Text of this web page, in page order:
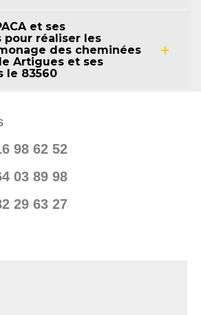
et ses
pour réaliser les
des cheminées
Artigues et ses
le 83560
98 62 52
03 89 98
29 63 27